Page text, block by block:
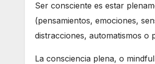
Ser consciente es estar
(pensamientos, emociones,
distracciones, automatismos o
La consciencia plena, o